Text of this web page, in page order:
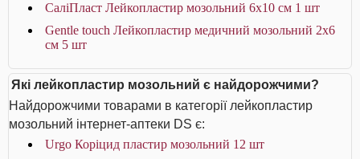
СаліПласт Лейкопластир мозольний 6х10 см 1 шт
Gentle touch Лейкопластир медичний мозольний 2х6
см 5 шт
Які лейкопластир мозольний є найдорожчими?
Найдорожчими товарами в категорії лейкопластир
мозольний інтернет-аптеки DS є:
Urgo Коріцид пластир мозольний 12 шт